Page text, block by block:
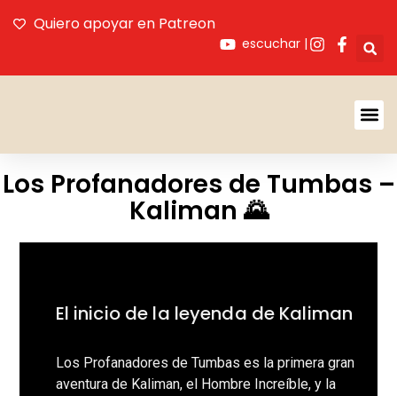
Quiero apoyar en Patreon
escuchar |
Los Profanadores de Tumbas –
Kaliman 🌄
El inicio de la leyenda de Kaliman
Los Profanadores de Tumbas es la primera gran
aventura de Kaliman, el Hombre Increíble, y la